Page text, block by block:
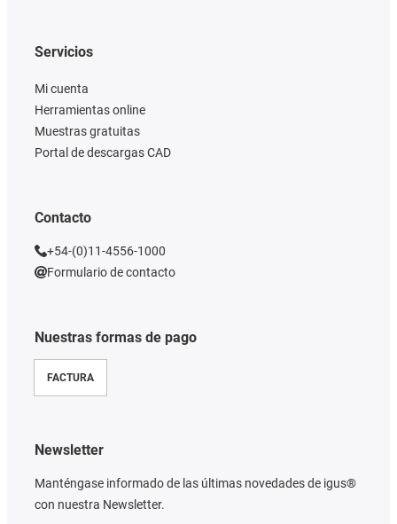
Nuestras formas de pago
FACTURA
Servicios
Mi cuenta
Herramientas online
Muestras gratuitas
Portal de descargas CAD
Contacto
+54-(0)11-4556-1000
Formulario de contacto
Newsletter
Manténgase informado de las últimas novedades de igus®
con nuestra Newsletter.